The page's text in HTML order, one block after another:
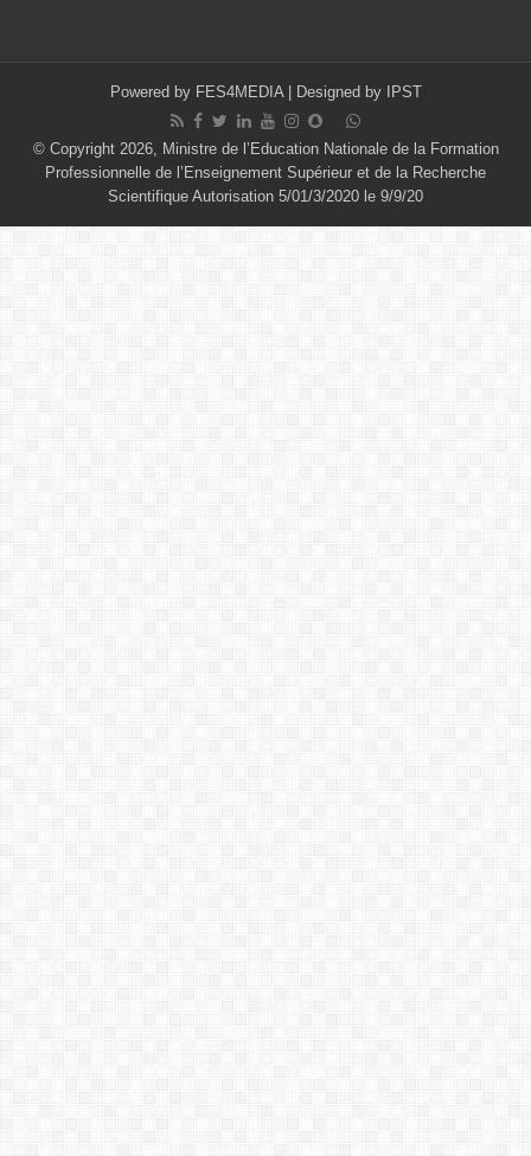
Powered by FES4MEDIA| Designed by IPST
© Copyright 2026, Ministre de l’Education Nationale de la Formation
Professionnelle de l’Enseignement Supérieur et de la Recherche
Scientifique Autorisation 5/01/3/2020 le 9/9/20